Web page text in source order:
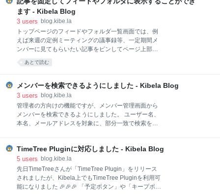
Googleスプレッドシートで動作することを確認してい
ますが、その他動作しない環境がありましたらお知ら
せいただければ対応を検討いたします🙏🙏🙏 ご質問や
ご要望がございましたら、お気軽に画面右下のチャッ
ト からご連絡ください！
ます - Kibela Blog
3 users blog.kibe.la
トップページのフィードやフォルダ一覧画面では、例
えば来週の定例ミーティングの議事録等、一定期間メ
ンバーに見てもらいたい記事をピンしてページ上部に
固定して表示することができます。 ピンを外せば記事
はページ上部に表示されなくなりますので、表示する
された記事 トップページでは各グループで4個まで記
事をピンして固定することができます。 フィードで記
事をピンする 各フォルダでは10個まで記事をピンでき
ます。 フォルダで記事をピンする なお、ピンされた記
事は各グループや各フォルダで共通に扱われ、グルー
ャット からご連絡ください！
あとで読む
メンバーを検索できるようにしました - Kibela Blog
3 users blog.kibe.la
管理者の方向けの機能ですが、メンバー管理画面から
メンバーを検索できるようにしました。 ユーザー名、
本名、メールアドレスを対象に、部分一致で検索を行
なっています。 ご質問やご要望がございましたら、お
気軽に画面右下のチャット からご連絡ください！
TimeTree Pluginに対応しました - Kibela Blog
5 users blog.kibe.la
先日TimeTreeさんが「TimeTree Plugin」をリリース
されましたが、Kibela上でもTimeTree Pluginを利用可
能になりました 🎉🎉🎉 「予定ボタン」や「キープボタ